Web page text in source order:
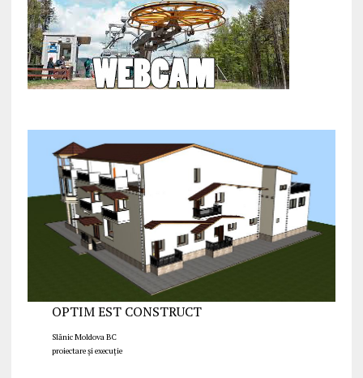
OPTIM EST CONSTRUCT
Slănic Moldova BC
proiectare și execuție